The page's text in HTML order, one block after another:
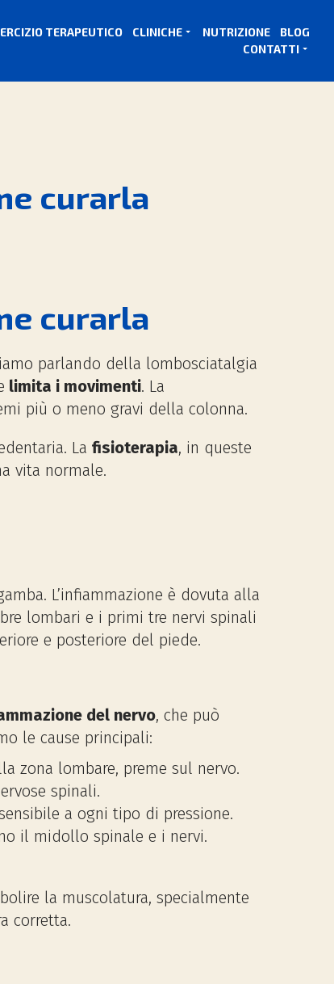
TERAPEUTICO CLINICHE NUTRIZIONE
BLOG
CONTATTI
curarla
curarla
parlando della lombosciatalgia
limita i movimenti. La
più o meno gravi della colonna.
La fisioterapia, in queste
vita normale.
L’infiammazione è dovuta alla
lombari e i primi tre nervi spinali
e posteriore del piede.
del nervo, che può
le cause principali:
zona lombare, preme sul nervo.
spinali.
a ogni tipo di pressione.
il midollo spinale e i nervi.
la muscolatura, specialmente
corretta.